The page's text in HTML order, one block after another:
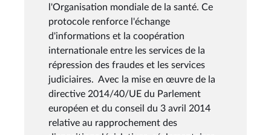
l'Organisation mondiale de la santé. Ce
protocole renforce l'échange
d'informations et la coopération
internationale entre les services de la
répression des fraudes et les services
judiciaires. Avec la mise en œuvre de la
directive 2014/40/UE du Parlement
européen et du conseil du 3 avril 2014
relative au rapprochement des